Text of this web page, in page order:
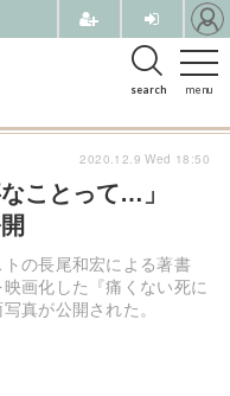
menu
search
ことって…」
の長尾和宏による著書
画化した『痛くない死に
真が公開された。
2020.12.9 Wed 18:50